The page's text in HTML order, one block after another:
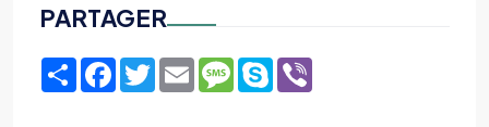
PARTAGER
ShareFacebook
TwitterEmailMessage
Skype